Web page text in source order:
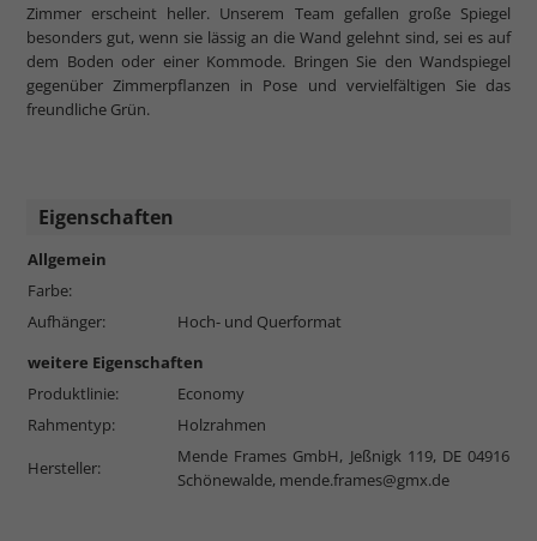
Zimmer erscheint heller. Unserem Team gefallen große Spiegel
besonders gut, wenn sie lässig an die Wand gelehnt sind, sei es auf
dem Boden oder einer Kommode. Bringen Sie den Wandspiegel
gegenüber Zimmerpflanzen in Pose und vervielfältigen Sie das
freundliche Grün.
Eigenschaften
Allgemein
Farbe:
Aufhänger:
Hoch- und Querformat
weitere Eigenschaften
Produktlinie:
Economy
Rahmentyp:
Holzrahmen
Hersteller:
Mende Frames GmbH, Jeßnigk 119, DE 04916
Schönewalde, mende.frames@gmx.de